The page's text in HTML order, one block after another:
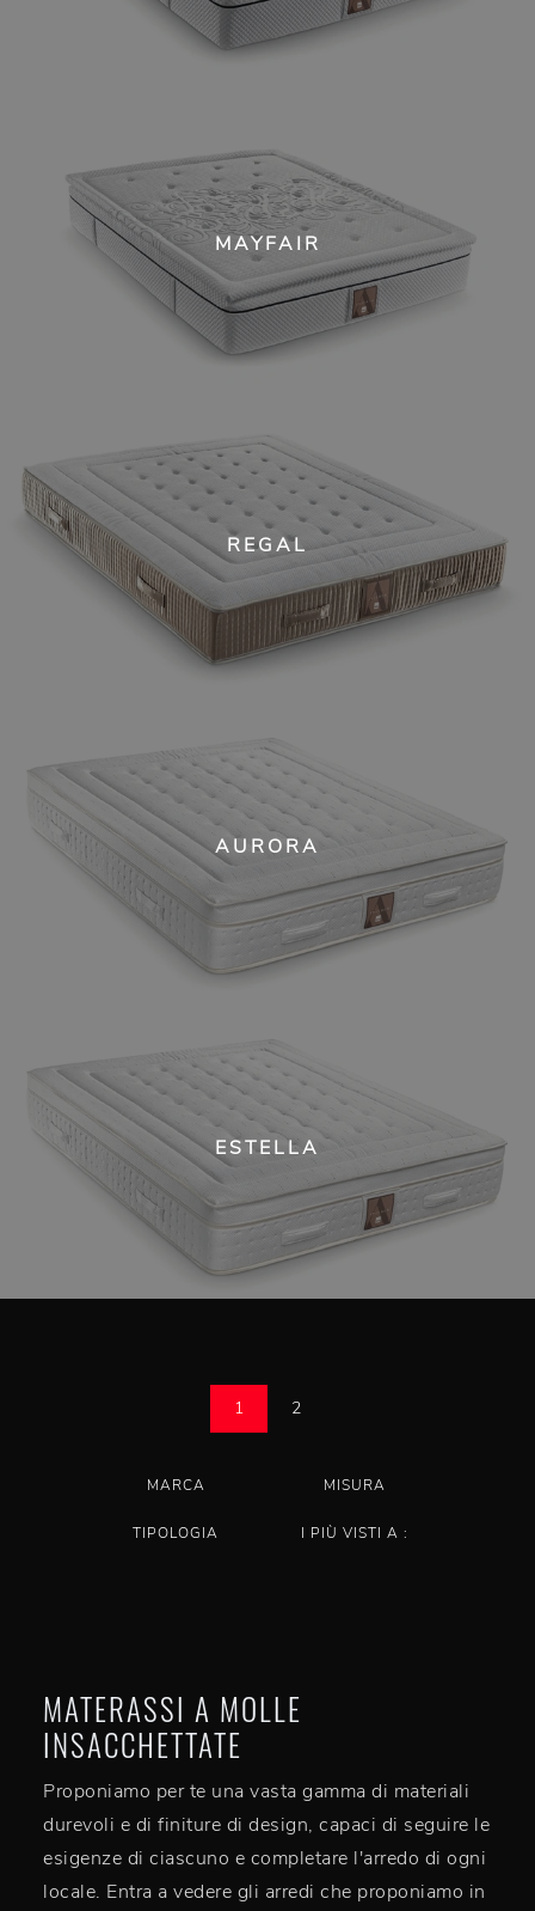
MAYFAIR
REGAL
AURORA
ESTELLA
1 2
MARCA MISURA
TIPOLOGIA I PIÙ VISTI A :
MATERASSI A MOLLE
INSACCHETTATE
Proponiamo per te una vasta gamma di materiali
durevoli e di finiture di design, capaci di seguire le
esigenze di ciascuno e completare l'arredo di ogni
locale. Entra a vedere gli arredi che proponiamo in